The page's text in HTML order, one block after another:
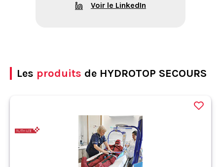
Voir le LinkedIn
Les produits de HYDROTOP SECOURS